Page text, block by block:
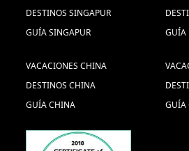
DESTINOS SINGAPUR
GUÍA SINGAPUR
GUÍA
VACACIONES CHINA
DESTINOS CHINA
GUÍA CHINA
GUÍA